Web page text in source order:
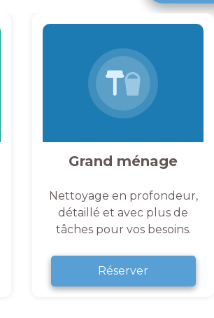
Grand ménage
Nettoyage en profondeur,
détaillé et avec plus de
tâches pour vos besoins.
Réserver